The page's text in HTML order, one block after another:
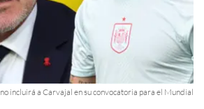
incluirá a Carvajal en su convocatoria para el Mundial